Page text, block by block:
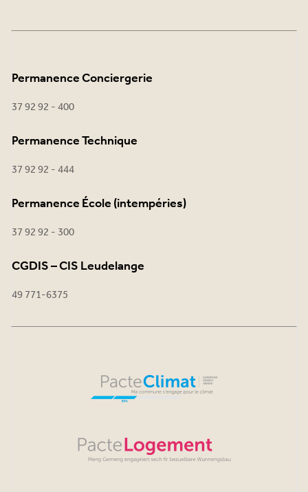
Permanence Conciergerie
37 92 92 - 400
Permanence Technique
37 92 92 - 444
Permanence École (intempéries)
37 92 92 - 300
CGDIS – CIS Leudelange
49 771-6375